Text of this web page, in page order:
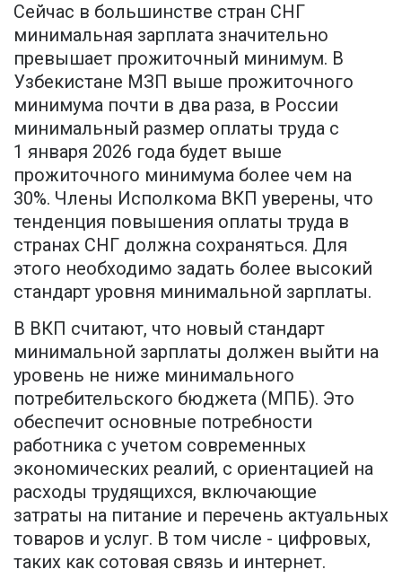
Сейчас в большинстве стран СНГ
минимальная зарплата значительно
превышает прожиточный минимум. В
Узбекистане МЗП выше прожиточного
минимума почти в два раза, в России
минимальный размер оплаты труда с
1 января 2026 года будет выше
прожиточного минимума более чем на
30%. Члены Исполкома ВКП уверены, что
тенденция повышения оплаты труда в
странах СНГ должна сохраняться. Для
этого необходимо задать более высокий
стандарт уровня минимальной зарплаты.
В ВКП считают, что новый стандарт
минимальной зарплаты должен выйти на
уровень не ниже минимального
потребительского бюджета (МПБ). Это
обеспечит основные потребности
работника с учетом современных
экономических реалий, с ориентацией на
расходы трудящихся, включающие
затраты на питание и перечень актуальных
товаров и услуг. В том числе - цифровых,
таких как сотовая связь и интернет.